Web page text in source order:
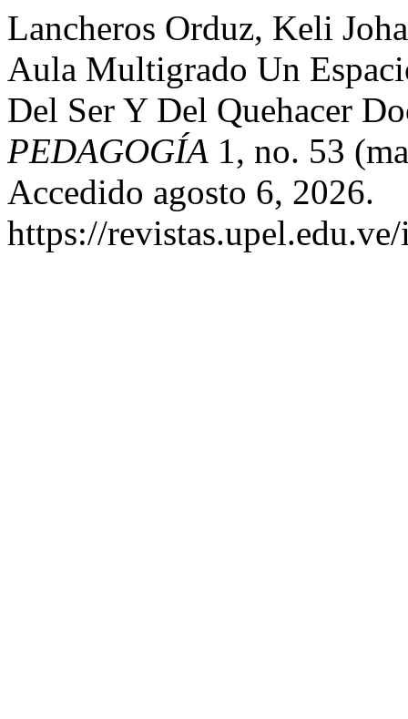
Lancheros Orduz, Keli
Aula Multigrado Un
Del Ser Y Del Quehacer
PEDAGOGÍA 1, no. 53
Accedido agosto 6, 2026.
https://